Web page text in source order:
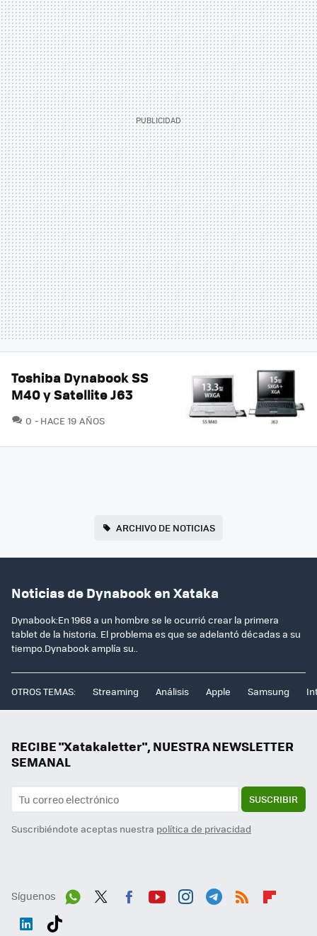
Toshiba Dynabook SS
M40 y Satellite J63
0 COMENTARIOS
HACE 19 AÑOS
ARCHIVO DE NOTICIAS
Noticias de Dynabook en Xataka
Dynabook:En 1968 a un hombre se le ocurrió crear la primera
tablet de la historia. El problema es que se adelantó décadas a su
tiempo.Dynabook amplía su..
OTROS TEMAS: Streaming Análisis Apple Samsung
RECIBE "Xatakaletter", NUESTRA NEWSLETTER
SEMANAL
SUSCRIBIR
Suscribiéndote aceptas nuestra política de privacidad
Síguenos